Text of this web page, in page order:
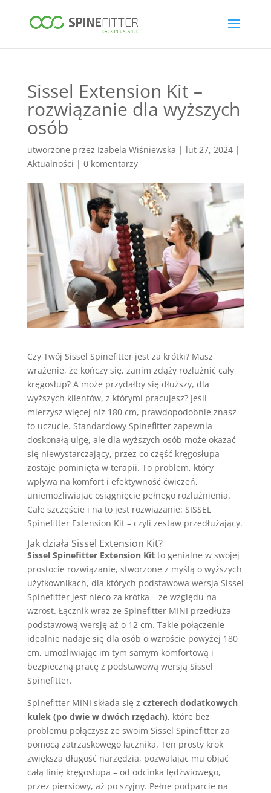
Sissel Extension Kit –
rozwiązanie dla wyższych
osób
utworzone przez Izabela Wiśniewska | lut 27, 2024|
Aktualności | 0 komentarzy
Czy Twój Sissel Spinefitter jest za krótki? Masz
wrażenie, że kończy się, zanim zdąży rozluźnić cały
kręgosłup? A może przydałby się dłuższy, dla
wyższych klientów, z którymi pracujesz? Jeśli
mierzysz więcej niż 180 cm, prawdopodobnie znasz
to uczucie. Standardowy Spinefitter zapewnia
doskonałą ulgę, ale dla wyższych osób może okazać
się niewystarczający, przez co część kręgosłupa
zostaje pominięta w terapii. To problem, który
wpływa na komfort i efektywność ćwiczeń,
uniemożliwiając osiągnięcie pełnego rozluźnienia.
Całe szczęście i na to jest rozwiązanie: SISSEL
Spinefitter Extension Kit – czyli zestaw przedłużający.
Jak działa Sissel Extension Kit?
Sissel Spinefitter Extension Kitto genialne w swojej
prostocie rozwiązanie, stworzone z myślą o wyższych
użytkownikach, dla których podstawowa wersja Sissel
Spinefitter jest nieco za krótka – ze względu na
wzrost. Łącznik wraz ze Spinefitter MINI przedłuża
podstawową wersję aż o 12 cm. Takie połączenie
idealnie nadaje się dla osób o wzroście powyżej 180
cm, umożliwiając im tym samym komfortową i
bezpieczną pracę z podstawową wersją Sissel
Spinefitter.
Spinefitter MINI składa się z czterech dodatkowych
kulek (po dwie w dwóch rzędach), które bez
problemu połączysz ze swoim Sissel Spinefitter za
pomocą zatrzaskowego łącznika. Ten prosty krok
zwiększa długość narzędzia, pozwalając mu objąć
całą linię kręgosłupa – od odcinka lędźwiowego,
przez piersiowy, aż po szyjny. Pełne podparcie na